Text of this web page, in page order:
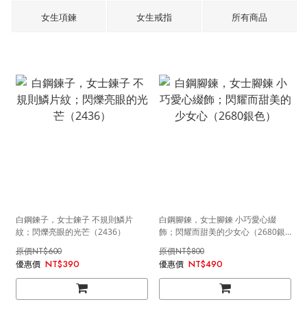
女生項鍊 女生戒指 所有商品
白鋼鍊子，女士鍊子 不規則鱗片
紋；閃爍亮眼的光芒（2436）
NT$600
NT$390
白鋼腳鍊，女士腳鍊 小巧愛心綴
飾；閃耀而甜美的少女心（2680銀
NT$800
NT$490